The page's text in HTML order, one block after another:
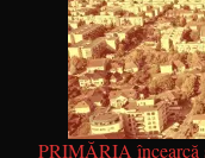
PRIMĂRIA încearcă